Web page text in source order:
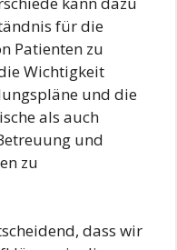
für die
Patienten zu
Wichtigkeit
und die
als auch
und
zu
dass wir